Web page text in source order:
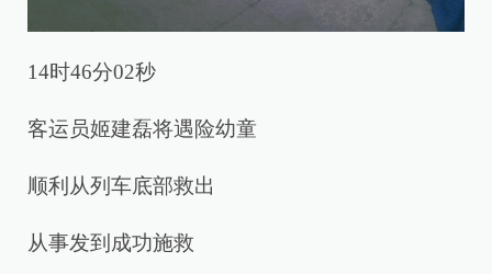
14时46分02秒
客运员姬建磊将遇险幼童
顺利从列车底部救出
从事发到成功施救